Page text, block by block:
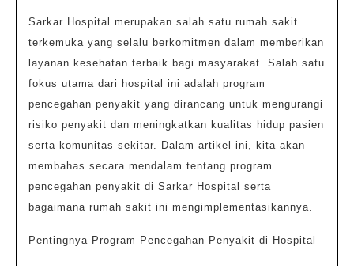
Penyakit
di
Sarkar
Hospital:
Upaya
Optimal
untuk
Kesehatan
Sarkar Hospital merupakan salah satu rumah sakit
terkemuka yang selalu berkomitmen dalam memberikan
layanan kesehatan terbaik bagi masyarakat. Salah satu
fokus utama dari hospital ini adalah program
pencegahan penyakit yang dirancang untuk mengurangi
risiko penyakit dan meningkatkan kualitas hidup pasien
serta komunitas sekitar. Dalam artikel ini, kita akan
membahas secara mendalam tentang program
pencegahan penyakit di Sarkar Hospital serta
bagaimana rumah sakit ini mengimplementasikannya.
Pentingnya Program Pencegahan Penyakit di Hospital